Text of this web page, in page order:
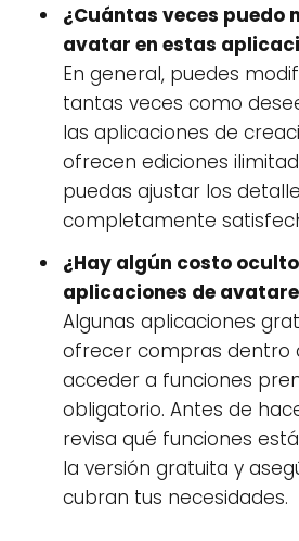
¿Cuántas veces puedo
avatar en estas
En general, puedes
tantas veces como
las aplicaciones de
ofrecen ediciones
puedas ajustar los
completamente
¿Hay algún costo
aplicaciones de
Algunas aplicaciones
ofrecer compras dentro
acceder a funciones
obligatorio. Antes de
revisa qué funciones
la versión gratuita y
cubran tus necesidades.